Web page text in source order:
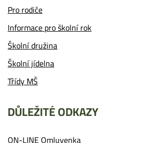
Pro rodiče
Informace pro školní rok
Školní družina
Školní jídelna
Třídy MŠ
DŮLEŽITÉ ODKAZY
ON-LINE Omluvenka